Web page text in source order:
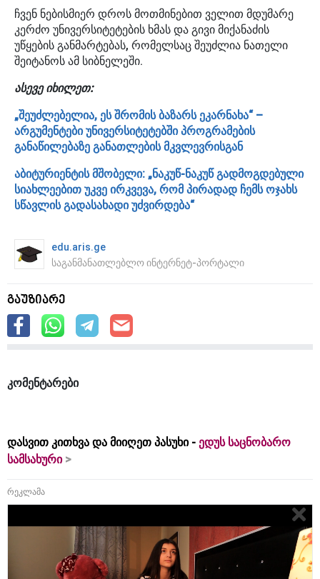
ჩვენ ნებისმიერ დროს მოთმინებით ველით მდუმარე
კერძო უნივერსიტეტების ხმას და გივი მიქანაძის
უწყების განმარტებას, რომელსაც შეუძლია ნათელი
შეიტანოს ამ სიბნელეში.
ასევე იხილეთ:
„შეუძლებელია, ეს შრომის ბაზარს ეკარნახა“ –
არგუმენტები უნივერსიტეტებში პროგრამების
განაწილებაზე განათლების მკვლევრისგან
აბიტურიენტის მშობელი: „ნაკუწ-ნაკუწ გადმოგდებული
სიახლეებით უკვე ირკვევა, რომ პირადად ჩემს ოჯახს
სწავლის გადასახადი უძვირდება“
edu.aris.ge
საგანმანათლებლო ინტერნეტ-პორტალი
გაუზიარე
კომენტარები
დასვით კითხვა და მიიღეთ პასუხი - ედუს საცნობარო
სამსახური
რეკლამა